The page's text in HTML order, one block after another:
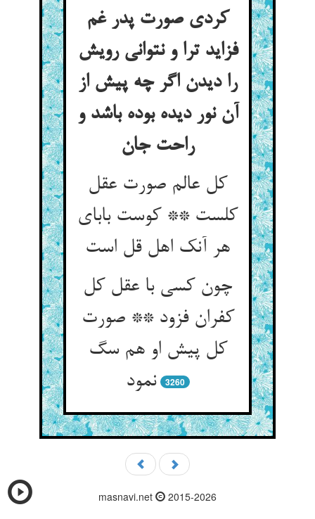
کردی صورت پدر غم
فزاید ترا و نتوانی رویش
را دیدن اگر چه پیش از
آن نور دیده بوده باشد و
راحت جان
کل عالم صورت عقل
کلست ** کوست بابای
هر آنک اهل قل است
چون کسی با عقل کل
کفران فزود ** صورت
کل پیش او هم سگ
نمود
3260
masnavi.net 2015-2026